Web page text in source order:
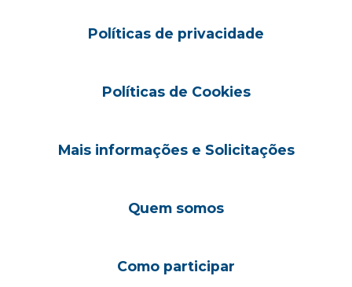
Políticas de privacidade
Políticas de Cookies
Mais informações e Solicitações
Quem somos
Como participar